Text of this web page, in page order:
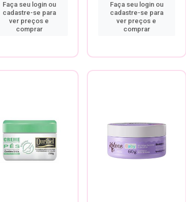
Faça seu login ou
cadastre-se para
ver preços e
comprar
Faça seu login ou
cadastre-se para
ver preços e
comprar